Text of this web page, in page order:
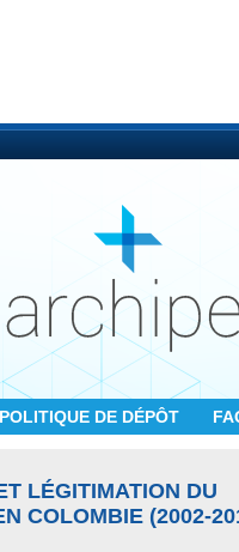
POLITIQUE DE DÉPÔT
LÉGITIMATION DU
COLOMBIE (2002-